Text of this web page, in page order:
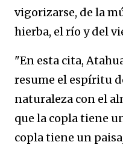
vigorizarse, de la
hierba, el río y del
"En esta cita,
resume el espíritu
naturaleza con el
que la copla tiene
copla tiene un